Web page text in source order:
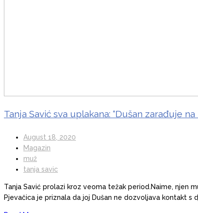
Tanja Savić sva uplakana: “Dušan zarađuje
August 18, 2020
Magazin
muž
tanja savic
Tanja Savić prolazi kroz veoma težak period.Naime, njen
Pjevačica je priznala da joj Dušan ne dozvoljava kontakt s